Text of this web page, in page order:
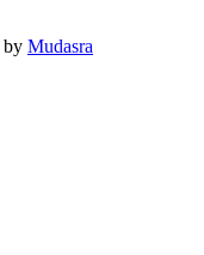
by Mudasra